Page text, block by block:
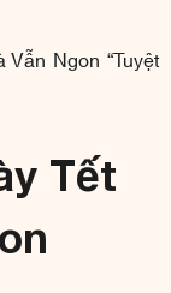
Ngon “tuyệt
Tết